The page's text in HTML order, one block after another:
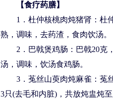
【食疗药膳】
1．杜仲核桃肉炖猪肾：杜仲
熟，调味，去药渣，食肉饮汤。
2．巴戟煲鸡肠：巴戟20克
汤，调味，饮汤食鸡肠。
3．菟丝山萸肉炖麻雀：菟丝
3只(去毛和内脏)，共放炖盅炖